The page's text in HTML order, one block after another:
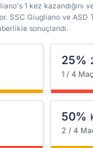
1 kez kazandığını
SSC Giugliano ve ASD
sonuçlandı.
25%
1 / 4
50%
2 / 4